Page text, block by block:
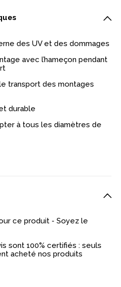
des UV et des dommages
avec l’hameçon pendant
transport des montages
durable
à tous les diamètres de
ce produit - Soyez le
sont 100% certifiés : seuls
acheté nos produits